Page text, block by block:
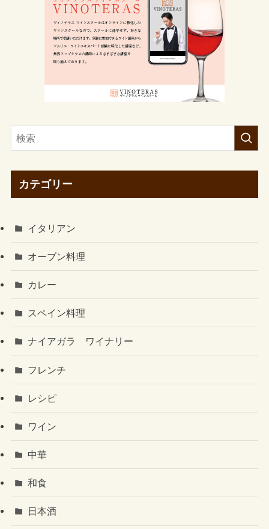
カテゴリー
イタリアン
オーブン料理
カレー
スペイン料理
ナイアガラ ワイナリー
フレンチ
レシピ
ワイン
中華
和食
日本酒